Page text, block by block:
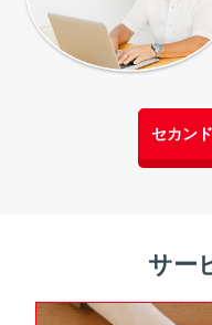
セカン
サー